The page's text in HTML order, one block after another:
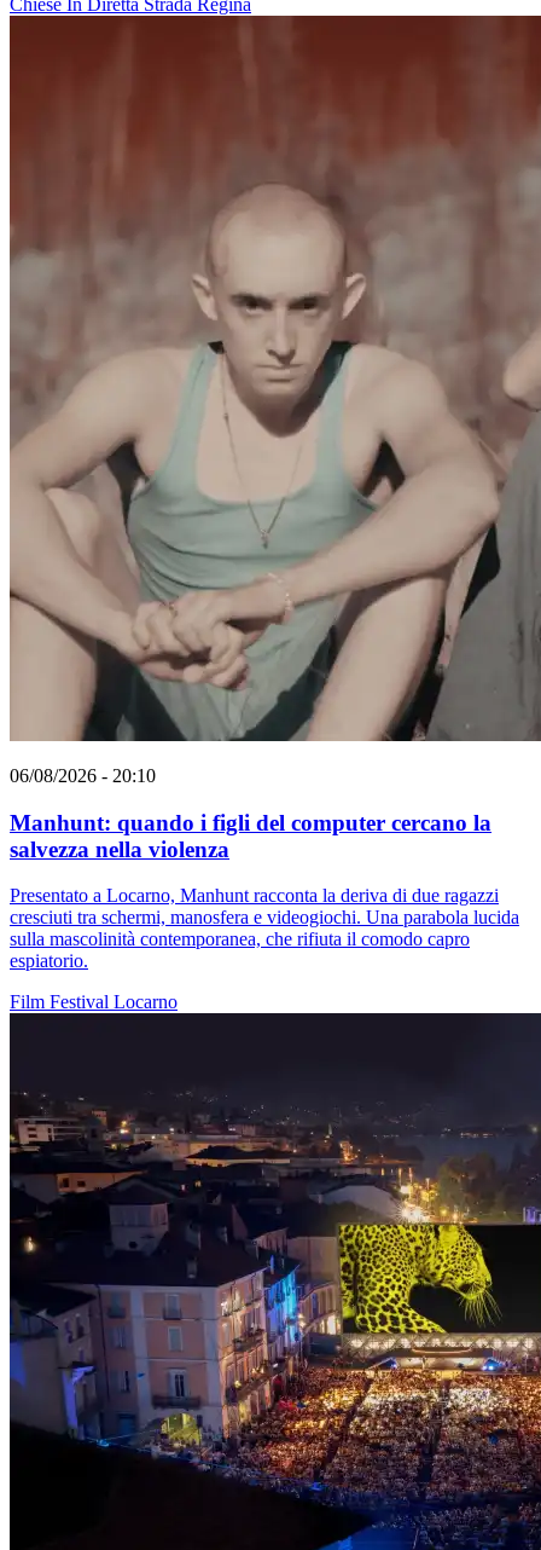
Chiese In Diretta Strada Regina
06/08/2026 - 20:10
Manhunt: quando i figli del computer cercano la
salvezza nella violenza
Presentato a Locarno, Manhunt racconta la deriva di due ragazzi
cresciuti tra schermi, manosfera e videogiochi. Una parabola lucida
sulla mascolinità contemporanea, che rifiuta il comodo capro
espiatorio.
Film Festival Locarno